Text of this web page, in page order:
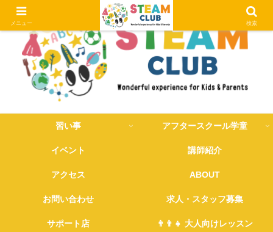
習い事 アフタースクール学童
イベント 講師紹介
アクセス ABOUT
お問い合わせ 求人・スタッフ募集
サポート店 👨‍👨‍👧 大人向けレッスン
メニュー 検索